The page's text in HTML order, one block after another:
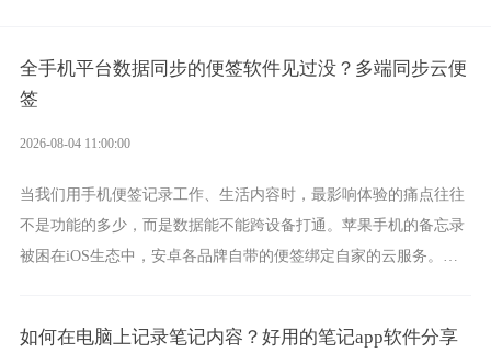
全手机平台数据同步的便签软件见过没？多端同步云便
签
2026-08-04 11:00:00
当我们用手机便签记录工作、生活内容时，最影响体验的痛点往往
不是功能的多少，而是数据能不能跨设备打通。苹果手机的备忘录
被困在iOS生态中，安卓各品牌自带的便签绑定自家的云服务。而
如何在电脑上记录笔记内容？好用的笔记app软件分享